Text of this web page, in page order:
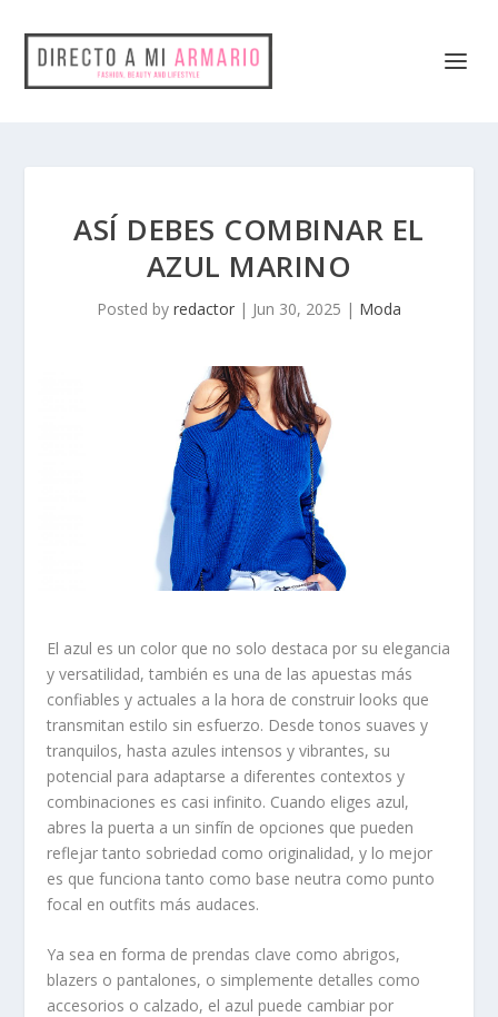
ASÍ DEBES COMBINAR EL
AZUL MARINO
Posted by redactor | Jun 30, 2025 | Moda
El azul es un color que no solo destaca por su elegancia
y versatilidad, también es una de las apuestas más
confiables y actuales a la hora de construir looks que
transmitan estilo sin esfuerzo. Desde tonos suaves y
tranquilos, hasta azules intensos y vibrantes, su
potencial para adaptarse a diferentes contextos y
combinaciones es casi infinito. Cuando eliges azul,
abres la puerta a un sinfín de opciones que pueden
reflejar tanto sobriedad como originalidad, y lo mejor
es que funciona tanto como base neutra como punto
focal en outfits más audaces.
Ya sea en forma de prendas clave como abrigos,
blazers o pantalones, o simplemente detalles como
accesorios o calzado, el azul puede cambiar por